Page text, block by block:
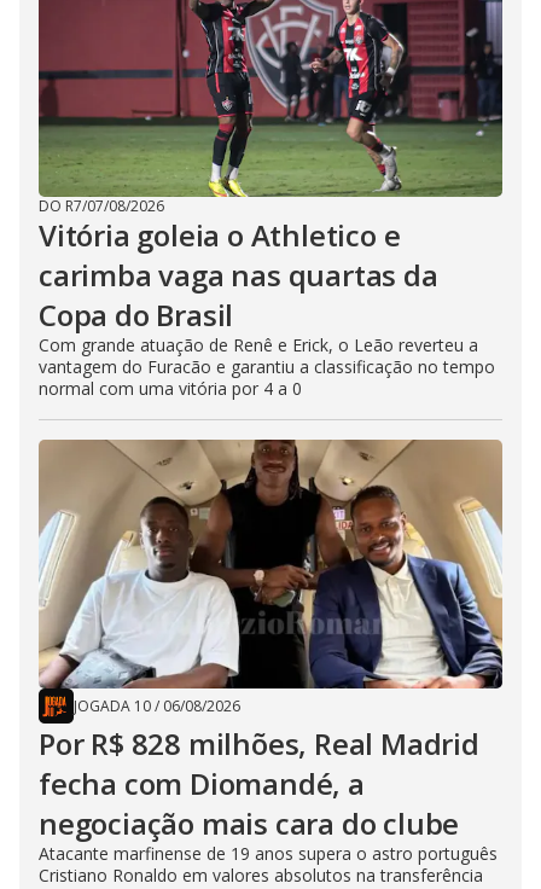
DO R7/07/08/2026
Vitória goleia o Athletico e
carimba vaga nas quartas da
Copa do Brasil
Com grande atuação de Renê e Erick, o Leão reverteu a
vantagem do Furacão e garantiu a classificação no tempo
normal com uma vitória por 4 a 0
JOGADA 10/ 06/08/2026
Por R$ 828 milhões, Real Madrid
fecha com Diomandé, a
negociação mais cara do clube
Atacante marfinense de 19 anos supera o astro português
Cristiano Ronaldo em valores absolutos na transferência